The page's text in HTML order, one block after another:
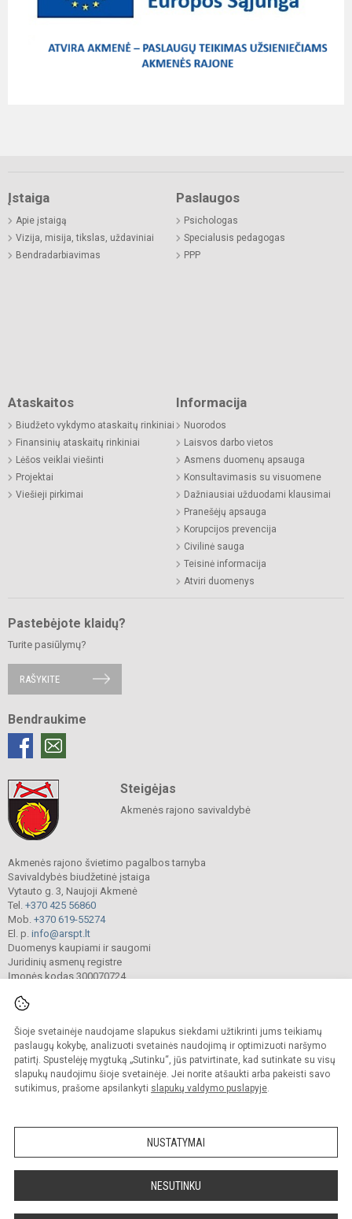
Šioje svetainėje naudojame slapukus siekdami užtikrinti jums teikiamų
paslaugų kokybę, analizuoti svetainės naudojimą ir optimizuoti naršymo
patirtį. Spustelėję mygtuką „Sutinku“, jūs patvirtinate, kad sutinkate su visų
slapukų naudojimu šioje svetainėje. Jei norite atšaukti arba pakeisti savo
sutikimus, prašome apsilankyti slapukų valdymo puslapyje.
NUSTATYMAI
NESUTINKU
Įstaiga
Apie įstaigą
Vizija, misija, tikslas, uždaviniai
Bendradarbiavimas
Paslaugos
Psichologas
Specialusis pedagogas
PPP
Ataskaitos
Biudžeto vykdymo ataskaitų rinkiniai
Finansinių ataskaitų rinkiniai
Lėšos veiklai viešinti
Projektai
Viešieji pirkimai
Informacija
Nuorodos
Laisvos darbo vietos
Asmens duomenų apsauga
Konsultavimasis su visuomene
Dažniausiai užduodami klausimai
Pranešėjų apsauga
Korupcijos prevencija
Civilinė sauga
Teisinė informacija
Atviri duomenys
Pastebėjote klaidų?
Turite pasiūlymų?
RAŠYKITE
Bendraukime
Steigėjas
Akmenės rajono savivaldybė
Akmenės rajono švietimo pagalbos tarnyba
Savivaldybės biudžetinė įstaiga
Vytauto g. 3, Naujoji Akmenė
Tel. +370 425 56860
Mob. +370 619-55274
El. p. info@arspt.lt
Duomenys kaupiami ir saugomi
Juridinių asmenų registre
Įmonės kodas 300070724
© 2025. Akmenės rajono švietimo pagalbos tarnyba. Visos teisės saugomos.
Kopijuoti turinį be raštiško įstaigos administracijos sutikimo griežtai draudžiama.
Prieinamumo paraiška Slapukų valdymas
Sumanus būdas atnaujinti